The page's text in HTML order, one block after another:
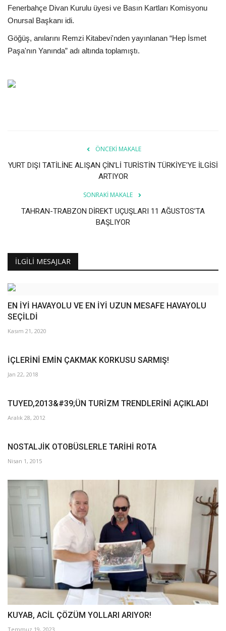
Fenerbahçe Divan Kurulu üyesi ve Basın Kartları Komisyonu
Onursal Başkanı idi.
Göğüş, anılarını Remzi Kitabevi'nden yayınlanan “Hep İsmet
Paşa'nın Yanında” adı altında toplamıştı.
ÖNCEKI MAKALE
YURT DIŞI TATİLİNE ALIŞAN ÇİN'Lİ TURİSTİN TÜRKİYE'YE İLGİSİ
ARTIYOR
SONRAKI MAKALE
TAHRAN-TRABZON DİREKT UÇUŞLARI 11 AĞUSTOS’TA
BAŞLIYOR
İLGILI MESAJLAR
EN İYİ HAVAYOLU VE EN İYİ UZUN MESAFE HAVAYOLU
SEÇİLDİ
Kasım 21, 2020
İÇLERİNİ EMİN ÇAKMAK KORKUSU SARMIŞ!
Jan 22, 2018
TUYED,2013&#39;ÜN TURİZM TRENDLERİNİ AÇIKLADI
Aralık 28, 2012
NOSTALJİK OTOBÜSLERLE TARİHİ ROTA
Nisan 1, 2015
KUYAB, ACİL ÇÖZÜM YOLLARI ARIYOR!
Temmuz 19, 2023